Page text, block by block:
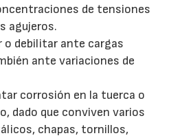
de tensiones
agujeros.
o debilitar ante cargas
ante variaciones de
corrosión en la tuerca o
dado que conviven varios
chapas, tornillos,